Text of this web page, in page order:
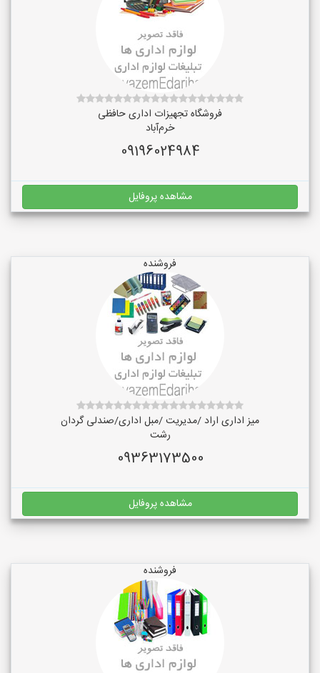
فروشگاه تجهیزات اداری حافظی
خرم‌آباد
09196024984
مشاهده پروفایل
فروشنده
میز اداری اراد /مدیریت /مبل اداری/صندلی گردان
رشت
09363173500
مشاهده پروفایل
فروشنده